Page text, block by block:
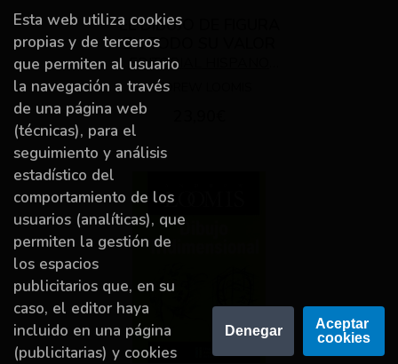
EL DIBUJO DE FIGURA
EN TODO SU VALOR
EDITORIAL HISPANO
AMERICANA DEL
ANDREW LOOMIS
Esta web utiliza cookies
propias y de terceros
que permiten al usuario
la navegación a través
de una página web
(técnicas), para el
seguimiento y análisis
estadístico del
comportamiento de los
usuarios (analíticas), que
permiten la gestión de
los espacios
publicitarios que, en su
caso, el editor haya
incluido en una página
(publicitarias) y cookies
Denegar
Aceptar
cookies